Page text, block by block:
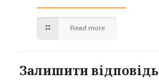
Read more
Залишити відповідь